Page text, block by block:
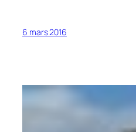
6 mars 2016